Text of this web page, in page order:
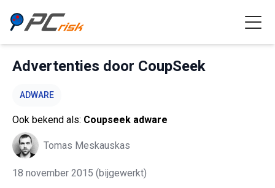
Advertenties door CoupSeek
ADWARE
Ook bekend als: Coupseek adware
Tomas Meskauskas
18 november 2015 (bijgewerkt)